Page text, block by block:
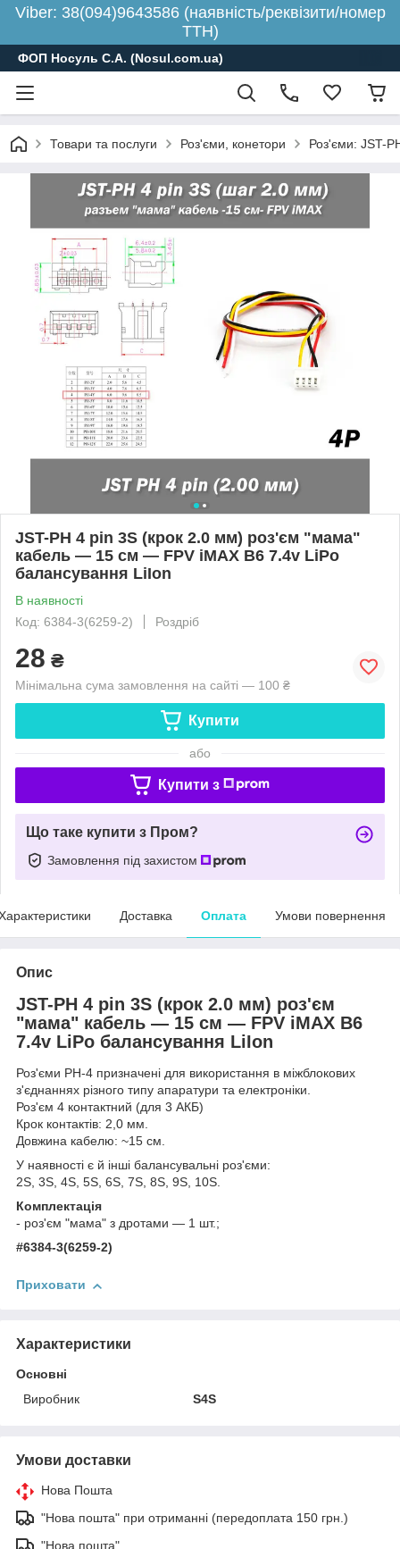
Viber: 38(094)9643586 (наявність/реквізити/номер
ТТН)
ФОП Носуль С.А. (Nosul.com.ua)
Товари та послуги Роз'єми, конетори Роз'єми: JST-
JST-PH 4 pin 3S (крок 2.0 мм) роз'єм "мама"
кабель — 15 см — FPV iMAX B6 7.4v LiPo
балансування LiIon
В наявності
Код: 6384-3(6259-2)
Роздріб
28 ₴
Мінімальна сума замовлення на сайті — 100 ₴
Купити
або
Купити з
Що таке купити з Пром?
Замовлення під захистом
Доставка Оплата Умови повернення
Опис
JST-PH 4 pin 3S (крок 2.0 мм) роз'єм
"мама" кабель — 15 см — FPV iMAX B6
7.4v LiPo балансування LiIon
Роз'єми PH-4 призначені для використання в міжблокових
з'єднаннях різного типу апаратури та електроніки.
Роз'єм 4 контактний (для 3 АКБ)
Крок контактів: 2,0 мм.
Довжина кабелю: ~15 см.
У наявності є й інші балансувальні роз'єми:
2S, 3S, 4S, 5S, 6S, 7S, 8S, 9S, 10S.
Комплектація
- роз'єм "мама" з дротами — 1 шт.;
#6384-3(6259-2)
Приховати
Характеристики
Основні
Виробник
S4S
Умови доставки
Нова Пошта
"Нова пошта" при отриманні (передоплата 150 грн.)
"Нова пошта"